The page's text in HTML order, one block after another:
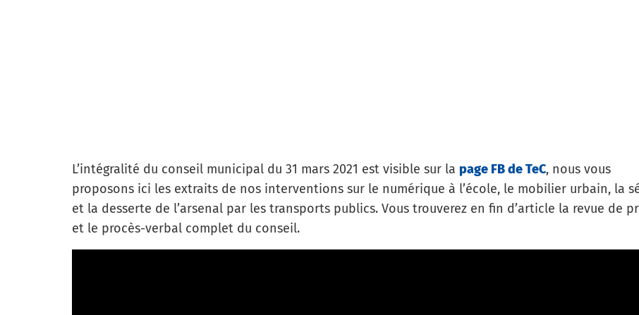
L’intégralité du conseil municipal du 31 mars 2021 est visible sur la page FB de TeC, nous vous
proposons ici les extraits de nos interventions sur le numérique à l’école, le mobilier urbain, la
et la desserte de l’arsenal par les transports publics. Vous trouverez en fin d’article la revue de
et le procès-verbal complet du conseil.